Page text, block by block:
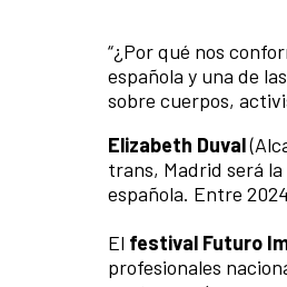
“¿Por qué nos
española y una de
sobre cuerpos,
Elizabeth Duval
trans, Madrid será
española. Entre
El festival Futuro
profesionales